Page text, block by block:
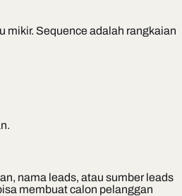
mikir. Sequence adalah rangkaian
nama leads, atau sumber leads
membuat calon pelanggan